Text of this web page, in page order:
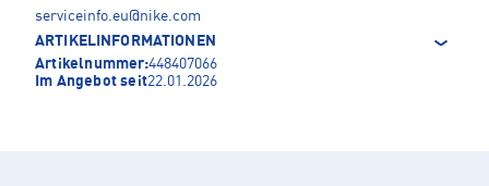
serviceinfo.eu@nike.com
ARTIKELINFORMATIONEN
Artikelnummer:448407066
Im Angebot seit22.01.2026